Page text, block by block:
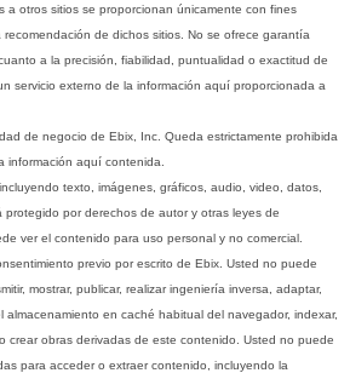
a otros sitios se proporcionan únicamente con fines
de dichos sitios. No se ofrece garantía
a la precisión, fiabilidad, puntualidad o exactitud de
servicio externo de la información aquí proporcionada a
de negocio de Ebix, Inc. Queda estrictamente prohibida
información aquí contenida.
texto, imágenes, gráficos, audio, video, datos,
protegido por derechos de autor y otras leyes de
ver el contenido para uso personal y no comercial.
previo por escrito de Ebix. Usted no puede
mostrar, publicar, realizar ingeniería inversa, adaptar,
almacenamiento en caché habitual del navegador, indexar,
crear obras derivadas de este contenido. Usted no puede
para acceder o extraer contenido, incluyendo la